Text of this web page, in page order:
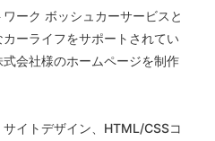
ーク ボッシュカーサービスと
ーライフをサポートされてい
会社様のホームページを制作
イトデザイン、HTML/CSSコ